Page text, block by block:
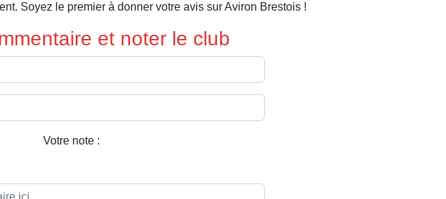
Soyez le premier à donner votre avis sur Aviron Brestois !
et noter le club
Votre note :